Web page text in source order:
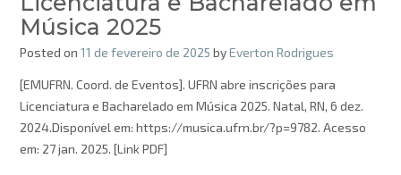
Música 2025
Posted on 11 de fevereiro de 2025 byEverton Rodrigues
[EMUFRN. Coord. de Eventos]. UFRN abre inscrições para
Licenciatura e Bacharelado em Música 2025. Natal, RN, 6 dez.
2024.Disponível em: https://musica.ufrn.br/?p=9782. Acesso
em: 27 jan. 2025. [Link PDF]